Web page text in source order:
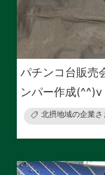
パチンコ台販売
ンパー作成(^^)v
北摂地域の企業さ